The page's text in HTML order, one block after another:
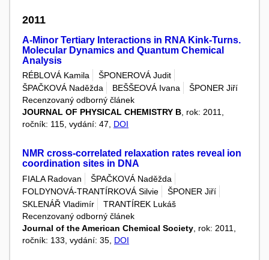
2011
A-Minor Tertiary Interactions in RNA Kink-Turns.
Molecular Dynamics and Quantum Chemical
Analysis
RÉBLOVÁ Kamila
ŠPONEROVÁ Judit
ŠPAČKOVÁ Naděžda
BEŠŠEOVÁ Ivana
ŠPONER Jiří
Recenzovaný odborný článek
JOURNAL OF PHYSICAL CHEMISTRY B, rok: 2011,
ročník: 115, vydání: 47, DOI
NMR cross-­correlated relaxation rates reveal ion
coordination sites in DNA
FIALA Radovan
ŠPAČKOVÁ Naděžda
FOLDYNOVÁ-TRANTÍRKOVÁ Silvie
ŠPONER Jiří
SKLENÁŘ Vladimír
TRANTÍREK Lukáš
Recenzovaný odborný článek
Journal of the American Chemical Society, rok: 2011,
ročník: 133, vydání: 35, DOI